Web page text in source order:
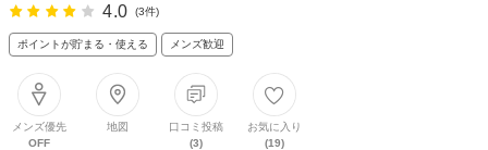
4.0 (3件)
ポイントが貯まる・使える メンズ歓迎
メンズ優先
OFF
地図
口コミ投稿
(3)
お気に入り
(19)